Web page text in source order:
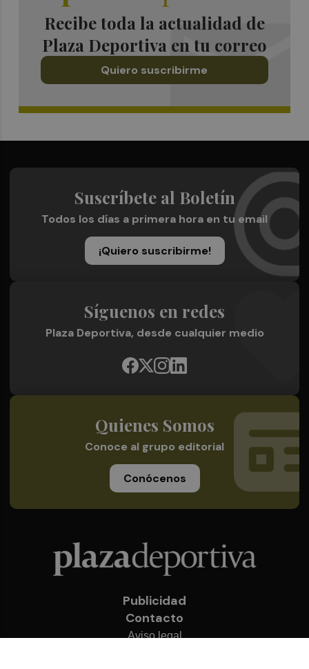
Recibe toda la actualidad de
Plaza Deportiva en tu correo
Quiero suscribirme
Suscríbete al Boletín
Todos los días a primera hora en tu email
¡Quiero suscribirme!
Síguenos en redes
Plaza Deportiva, desde cualquier medio
Quienes Somos
Conoce al grupo editorial
Conócenos
Publicidad
Contacto
Aviso legal